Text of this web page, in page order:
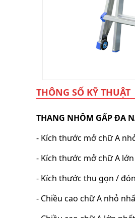
THÔNG SỐ KỸ THUẬT
THANG NHÔM GẤP ĐA
- Kích thước mở chữ A
- Kích thước mở chữ A
- Kích thước thu gọn /
- Chiều cao chữ A nhỏ